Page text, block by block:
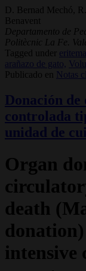
D. Bernad Mechó,
Benavent
Departamento de
Politècnic La Fe.
Tagged under
arañazo de gato,
Publicado en
Notas
Donación de
controlada
unidad de
Organ
death
intensive